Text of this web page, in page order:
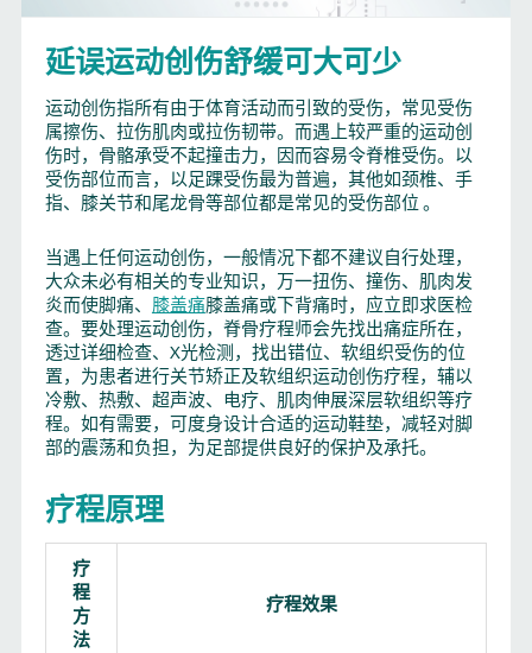
延误运动创伤舒缓可大可少
运动创伤指所有由于体育活动而引致的受伤，常见受伤
属擦伤、拉伤肌肉或拉伤韧带。而遇上较严重的运动创
伤时，骨骼承受不起撞击力，因而容易令脊椎受伤。以
受伤部位而言，以足踝受伤最为普遍，其他如颈椎、手
指、膝关节和尾龙骨等部位都是常见的受伤部位 。
当遇上任何运动创伤，一般情况下都不建议自行处理，
大众未必有相关的专业知识，万一扭伤、撞伤、肌肉发
炎而使脚痛、 膝盖痛膝盖痛或下背痛时，应立即求医检
查。要处理运动创伤，脊骨疗程师会先找出痛症所在，
透过详细检查、X光检测，找出错位、软组织受伤的位
置，为患者进行关节矫正及软组织运动创伤疗程，辅以
冷敷、热敷、超声波、电疗、肌肉伸展深层软组织等疗
程。如有需要，可度身设计合适的运动鞋垫，减轻对脚
部的震荡和负担，为足部提供良好的保护及承托。
疗程原理
疗
程
方
法
疗程效果